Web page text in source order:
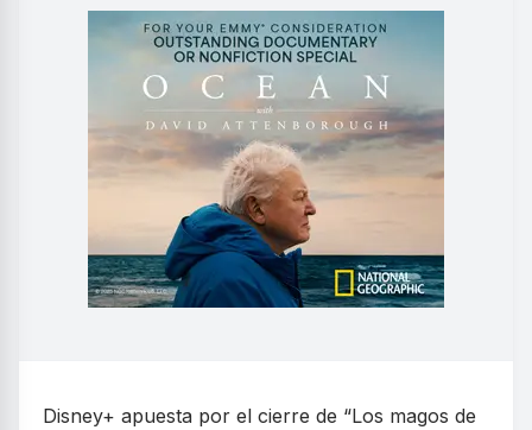
Disney+ apuesta por el cierre de “Los magos de